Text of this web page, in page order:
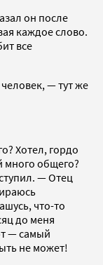
он после
каждое слово.
все
— тут же
Хотел, гордо
много общего?
— Отец
что-то
до меня
— самый
не может!